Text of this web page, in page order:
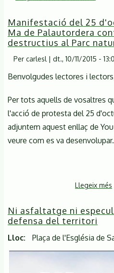
Servei
Meteorològic
al
turó
de
es
troba
Manifestació del 25
Ma de Palautordera
destructius al Parc
Per carlesl | dt., 10/11/2015 -
Benvolgudes lectores i
Per tots aquells de vosaltres
l'acció de protesta del 25
adjuntem aquest enllaç de
veure com es va desenvolupar.
Llegeix més
Ni asfaltatge ni
defensa del territori
Lloc Plaça de l'Església de